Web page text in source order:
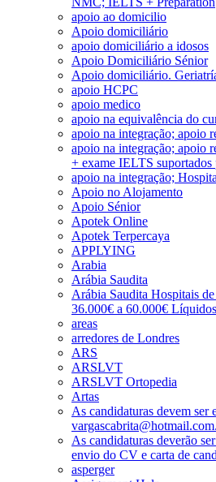
apoio ao domicilio
Apoio domiciliário
apoio domiciliário a idosos
Apoio Domiciliário Sénior
Apoio domiciliário.
apoio HCPC
apoio medico
apoio na equivalência do
apoio na integração; apoio
apoio na integração; apoio
+ exame IELTS suportados
apoio na integração;
Apoio no Alojamento
Apoio Sénior
Apotek Online
Apotek Terpercaya
APPLYING
Arabia
Arábia Saudita
Arábia Saudita Hospitais
36.000€ a 60.000€
areas
arredores de Londres
ARS
ARSLVT
ARSLVT Ortopedia
Artas
As candidaturas devem ser
vargascabrita@hotmail.com.
As candidaturas deverão
envio do CV e carta de
asperger